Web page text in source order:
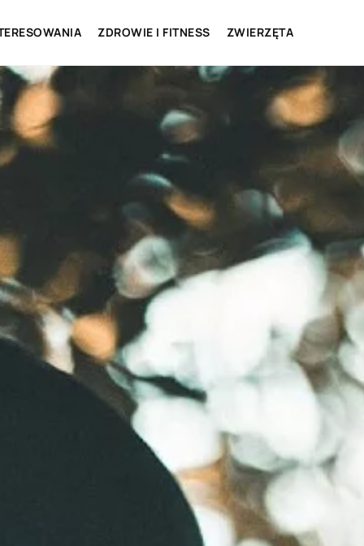
ZDROWIE I FITNESS ZWIERZĘTA